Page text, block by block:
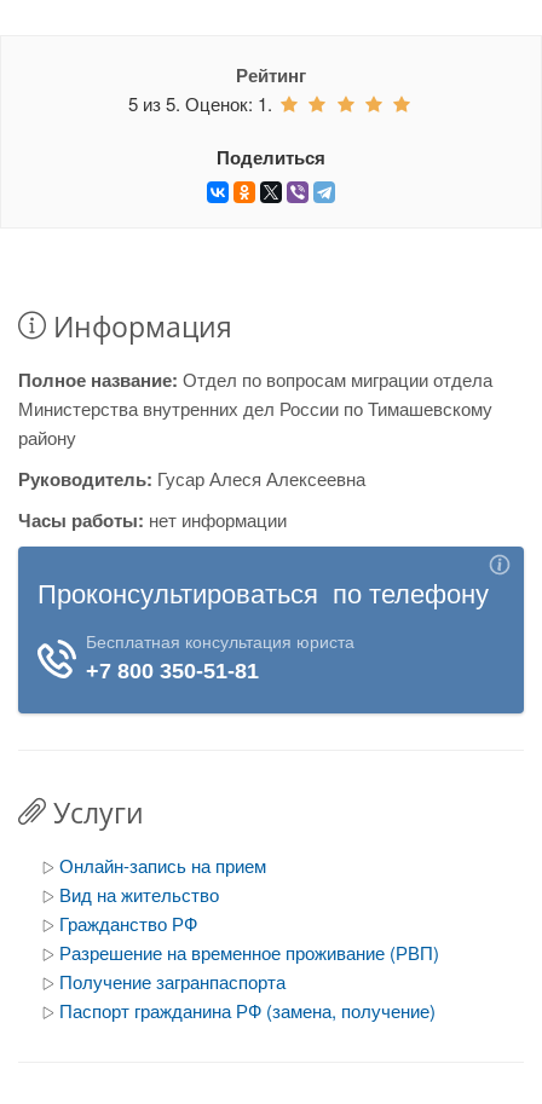
Рейтинг
5 из5. Оценок: 1.
Поделиться
Информация
Полное название: Отдел по вопросам миграции отдела
Министерства внутренних дел России по Тимашевскому
району
Руководитель: Гусар Алеся Алексеевна
Часы работы: нет информации
Услуги
Онлайн-запись на прием
Вид на жительство
Гражданство РФ
Разрешение на временное проживание (РВП)
Получение загранпаспорта
Паспорт гражданина РФ (замена, получение)